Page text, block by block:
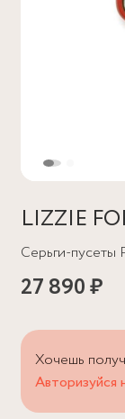
LIZZIE
Серьги-
27 890 ₽
Хочешь
Авторизуйся